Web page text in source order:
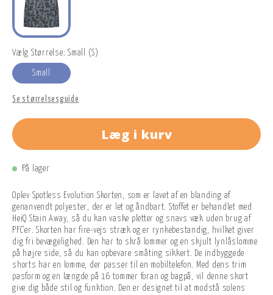
Vælg Størrelse: Small (S)
Small
Se størrelsesguide
Læg i kurv
På lager
Oplev Spotless Evolution Skorten, som er lavet af en blanding af
genanvendt polyester, der er let og åndbart. Stoffet er behandlet med
HeiQ Stain Away, så du kan vaske pletter og snavs væk uden brug af
PFC'er. Skorten har fire-vejs stræk og er rynkebestandig, hvilket giver
dig fri bevægelighed. Den har to skrå lommer og en skjult lynlåslomme
på højre side, så du kan opbevare småting sikkert. De indbyggede
shorts har en lomme, der passer til en mobiltelefon. Med dens trim
pasform og en længde på 16 tommer foran og bagpå, vil denne skort
give dig både stil og funktion. Den er designet til at modstå solens